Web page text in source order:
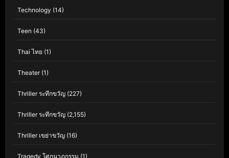
Technology (14)
Teen (43)
Thai ไทย (1)
Theater(1)
Thriller ระทึกขวัญ (227)
Thriller ระทึกขวัญ (2,155)
Thriller เขย่าขวัญ (16)
Tragedy โศกนาฏกรรม (1)